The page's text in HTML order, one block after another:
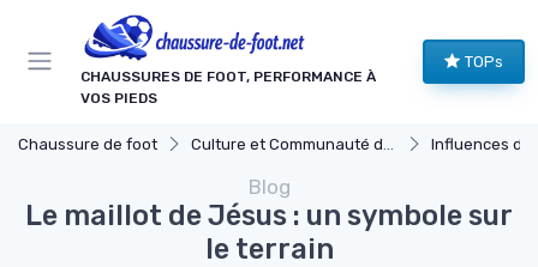
CHAUSSURES DE FOOT, PERFORMANCE À
VOS PIEDS
TOPs
Chaussure de foot Culture et Communauté du Football Influences des
Blog
Le maillot de Jésus : un symbole sur
le terrain
Panneau de gestion des cookies